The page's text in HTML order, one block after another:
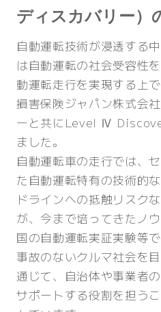
ディスカバリー）
自動運転技術が浸透する
は自動運転の社会受容性
動運転走行を実現する上
損害保険ジャパン株式会
ーと共にLevel Ⅳ
ました。
自動運転車の走行では、
た自動運転特有の技術的
ドラインへの抵触リスク
が、今まで培ってきたノ
国の自動運転実証実験等
事故のないクルマ社会を
通じて、自治体や事業者
サポートする役割を担う